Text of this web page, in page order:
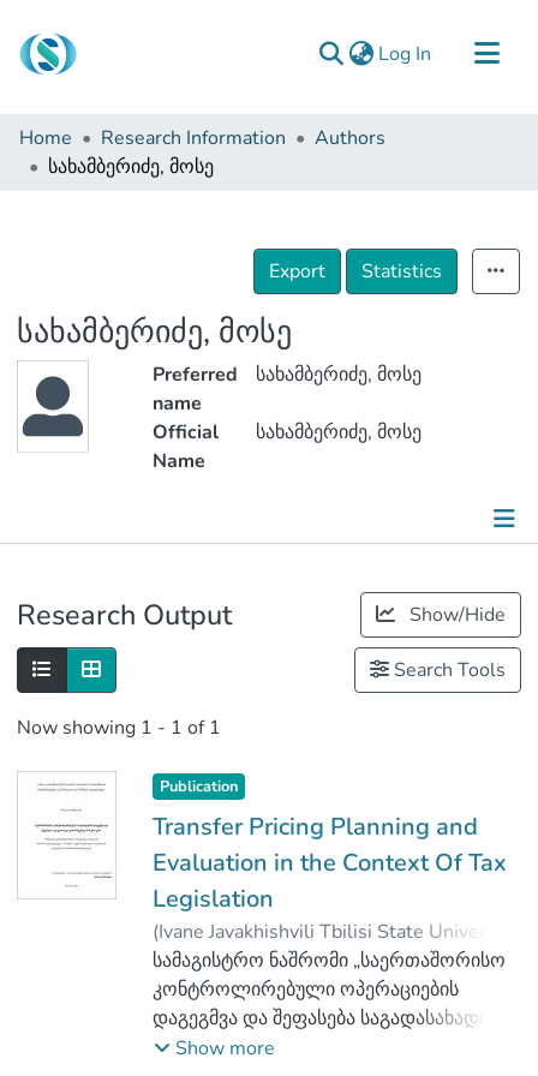
Log In (current)
Communities & Collections
Browse
Home Research Information
Authors
სახამბერიძე, მოსე
Export Statistics
სახამბერიძე, მოსე
Preferred
name
სახამბერიძე, მოსე
Official
Name
სახამბერიძე, მოსე
Research Output Show/Hide
Search Tools
Now showing 1 - 1 of 1
Publication
Transfer Pricing Planning and
Evaluation in the Context Of Tax
Legislation
(Ivane Javakhishvili Tbilisi State University
2020)სახამბერიძე, მოსე
;
გამსახურდია, თამარ
;
Faculty of Economics and Business
Ivane Javakhishvili Tbilisi State University
სამაგისტრო ნაშრომი „საერთაშორისო
კონტროლირებული ოპერაციების
დაგეგმვა და შეფასება საგადასახადო
კანონმდებლობის ჭრილში“ შედგება
Show more